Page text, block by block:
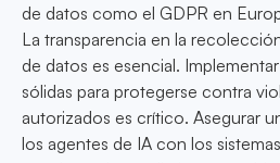
de datos como el GDPR en
La transparencia en la
de datos es esencial.
sólidas para protegerse contra
autorizados es crítico. Asegurar
los agentes de IA con los